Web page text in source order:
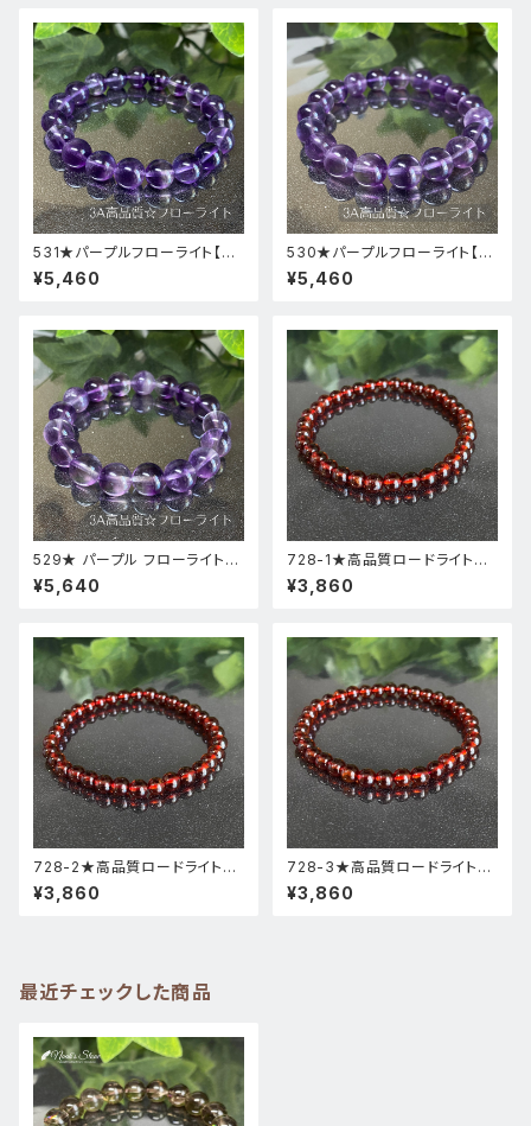
531★パープルフローライト【高
品質・高透明度】天然石パワース
トーンブレスレット新品
¥5,460
530★パープルフローライト【高
品質・高透明度】天然石パワース
トーンブレスレット新品
¥5,460
529★ パープル フローライト【
高品質 ・ 高透明度 】天然石 パ
ワーストーン ブレスレット 新品
¥5,640
728-1★高品質ロードライトガ
ーネット★天然石ブレスレットパ
ワーストーン新品
¥3,860
728-2★高品質ロードライトガ
ーネット★天然石ブレスレットパ
ワーストーン新品
¥3,860
728-3★高品質ロードライトガ
ーネット★天然石ブレスレットパ
ワーストーン新品
¥3,860
最近チェックした商品